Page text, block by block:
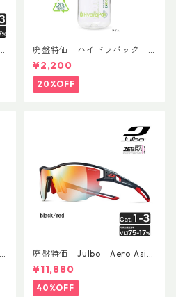
廃盤特価 ハイドラパック
リーコン ツイスト＆シップ 50
0ml
¥2,200
20%OFF
廃盤特価 Julbo Aero Asia
nFit
¥11,880
40%OFF